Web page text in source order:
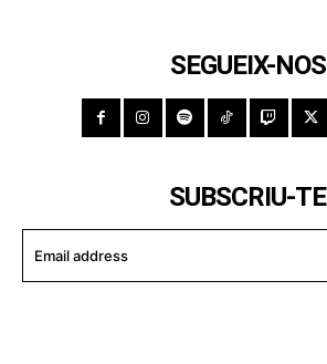
SEGUEIX-NOS
SUBSCRIU-TE